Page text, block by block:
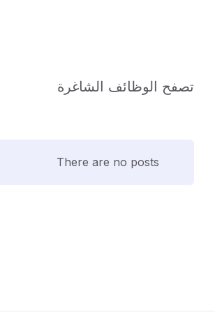
تصفح الوظائف الشاغرة
There are no posts